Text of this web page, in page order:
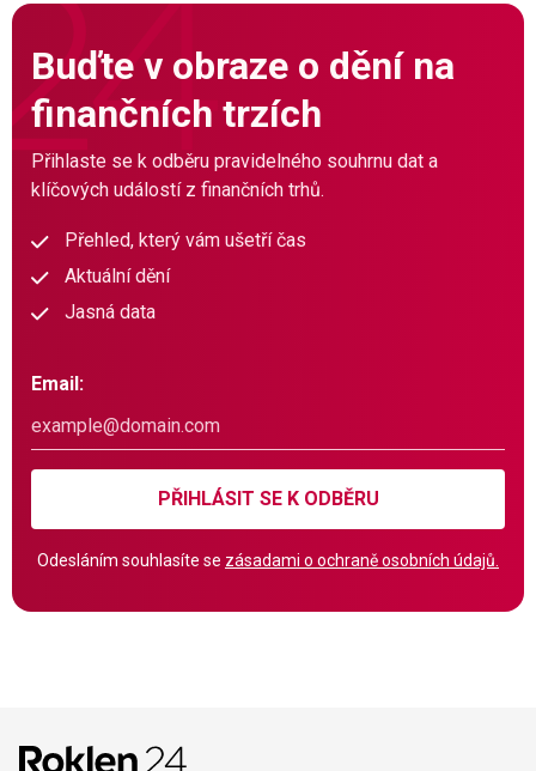
Buďte v obraze o dění na
finančních trzích
Přihlaste se k odběru pravidelného souhrnu dat a
klíčových událostí z finančních trhů.
Přehled, který vám ušetří čas
Aktuální dění
Jasná data
Email:
PŘIHLÁSIT SE K ODBĚRU
Odesláním souhlasíte se zásadami o ochraně osobních údajů.